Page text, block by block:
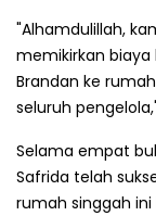
"Alhamdulillah,
memikirkan biaya
Brandan ke
seluruh
Selama empat
Safrida telah
rumah singgah